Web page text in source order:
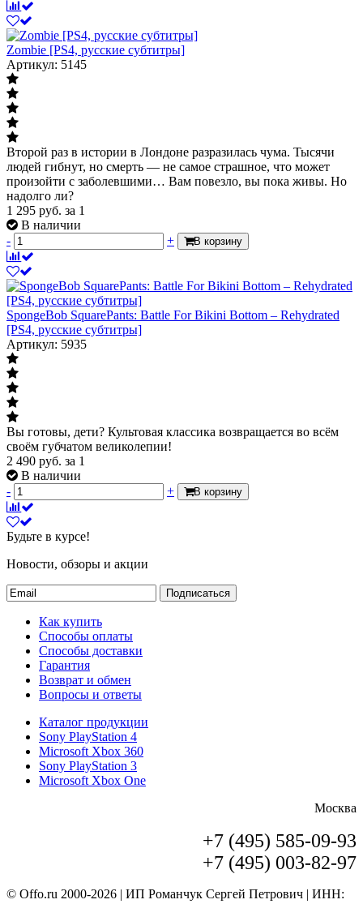
Zombie [PS4, русские субтитры]
Артикул: 5145
Второй раз в истории в Лондоне разразилась чума. Тысячи
людей гибнут, но смерть — не самое страшное, что может
произойти с заболевшими… Вам повезло, вы пока живы. Но
надолго ли?
1 295 руб. за 1
В наличии
-
+ В корзину
SpongeBob SquarePants: Battle For Bikini Bottom – Rehydrated
[PS4, русские субтитры]
Артикул: 5935
Вы готовы, дети? Культовая классика возвращается во всём
своём губчатом великолепии!
2 490 руб. за 1
В наличии
-
+ В корзину
Будьте в курсе!
Новости, обзоры и акции
Подписаться
Как купить
Способы оплаты
Способы доставки
Гарантия
Возврат и обмен
Вопросы и ответы
Каталог продукции
Sony PlayStation 4
Microsoft Xbox 360
Sony PlayStation 3
Microsoft Xbox One
Москва
+7 (495) 585-09-93
+7 (495) 003-82-97
© Offo.ru 2000-2026 | ИП Романчук Сергей Петрович | ИНН: